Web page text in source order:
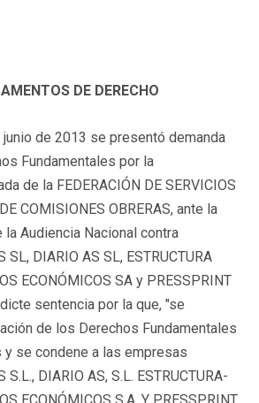
DE DERECHO
junio de 2013 se presentó demanda
Fundamentales por la
de la FEDERACIÓN DE SERVICIOS
COMISIONES OBRERAS, ante la
Audiencia Nacional contra
SL, DIARIO AS SL, ESTRUCTURA
ECONÓMICOS SA y PRESSPRINT
sentencia por la que, "se
de los Derechos Fundamentales
se condene a las empresas
S.L., DIARIO AS, S.L. ESTRUCTURA-